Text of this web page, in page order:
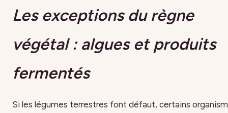
Les exceptions du règne
végétal : algues et produits
fermentés
Si les légumes terrestres font défaut, certains